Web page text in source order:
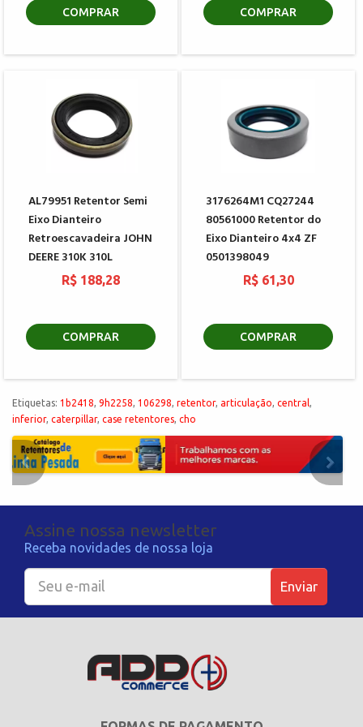
COMPRAR COMPRAR
AL79951 Retentor Semi
Eixo Dianteiro
Retroescavadeira JOHN
DEERE 310K 310L
R$ 188,28
COMPRAR
3176264M1 CQ27244
80561000 Retentor do
Eixo Dianteiro 4x4 ZF
0501398049
R$ 61,30
COMPRAR
Etiquetas: 1b2418, 9h2258, 106298, retentor, articulação, central,
inferior, caterpillar, case retentores, cho
Assine nossa newsletter
Receba novidades de nossa loja
Enviar